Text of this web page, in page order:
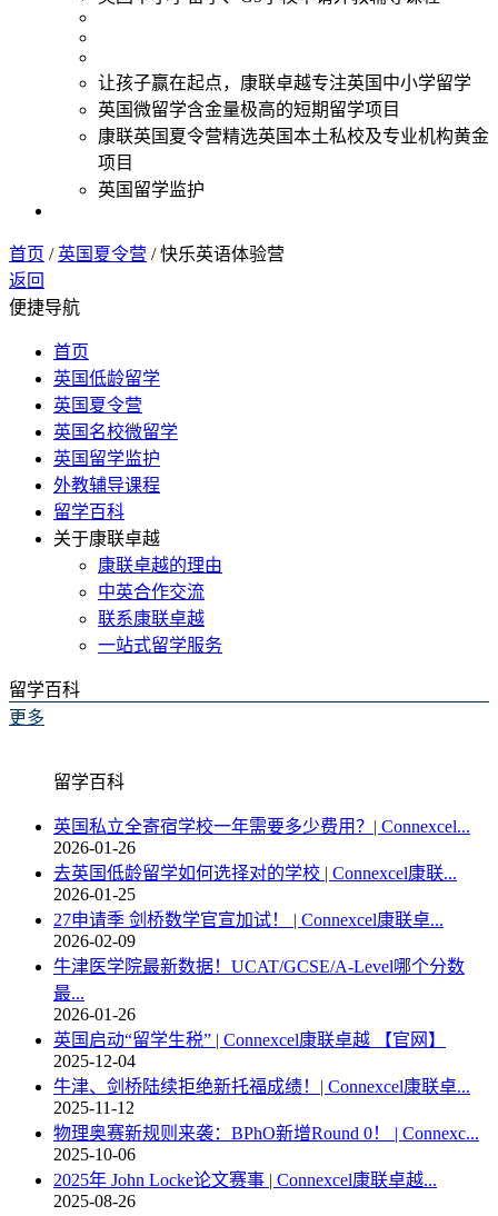
让孩子赢在起点，康联卓越专注英国中小学留学
英国微留学含金量极高的短期留学项目
康联英国夏令营精选英国本土私校及专业机构黄金
项目
英国留学监护
首页 / 英国夏令营 /快乐英语体验营
返回
便捷导航
首页
英国低龄留学
英国夏令营
英国名校微留学
英国留学监护
外教辅导课程
留学百科
关于康联卓越
康联卓越的理由
中英合作交流
联系康联卓越
一站式留学服务
留学百科
更多
留学百科
英国私立全寄宿学校一年需要多少费用？| Connexcel...
2026-01-26
去英国低龄留学如何选择对的学校 | Connexcel康联...
2026-01-25
27申请季 剑桥数学官宣加试！ | Connexcel康联卓...
2026-02-09
牛津医学院最新数据！UCAT/GCSE/A-Level哪个分数
最...
2026-01-26
英国启动“留学生税” | Connexcel康联卓越 【官网】
2025-12-04
牛津、剑桥陆续拒绝新托福成绩！| Connexcel康联卓...
2025-11-12
物理奥赛新规则来袭：BPhO新增Round 0！ | Connexc...
2025-10-06
2025年 John Locke论文赛事 | Connexcel康联卓越...
2025-08-26